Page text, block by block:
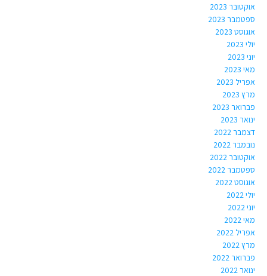
אוקטובר 2023
ספטמבר 2023
אוגוסט 2023
יולי 2023
יוני 2023
מאי 2023
אפריל 2023
מרץ 2023
פברואר 2023
ינואר 2023
דצמבר 2022
נובמבר 2022
אוקטובר 2022
ספטמבר 2022
אוגוסט 2022
יולי 2022
יוני 2022
מאי 2022
אפריל 2022
מרץ 2022
פברואר 2022
ינואר 2022